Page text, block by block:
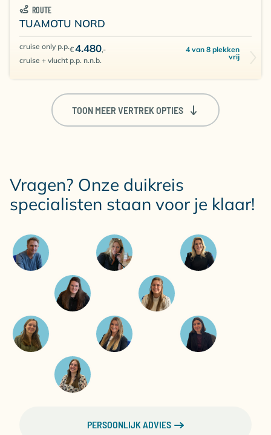
ROUTE
TUAMOTU NORD
cruise only p.p.€4.480,-
cruise + vlucht p.p. n.n.b.
4 van 8 plekken
vrij
TOON MEER VERTREK OPTIES
Vragen? Onze duikreis
specialisten staan voor je klaar!
PERSOONLIJK ADVIES